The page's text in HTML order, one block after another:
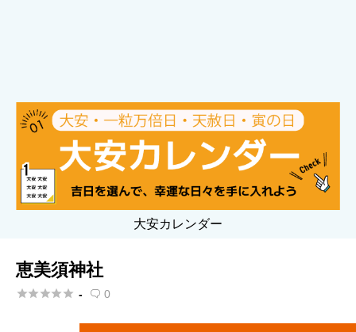
大安カレンダー
恵美須神社
 -  0